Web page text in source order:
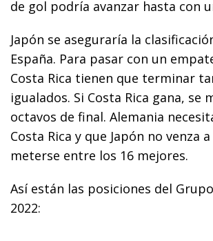
de gol podría avanzar hasta con
Japón se aseguraría la
España. Para pasar con un
Costa Rica tienen que terminar
igualados. Si Costa Rica gana, se
octavos de final. Alemania
Costa Rica y que Japón no venza
meterse entre los 16 mejores.
Así están las posiciones del
2022: